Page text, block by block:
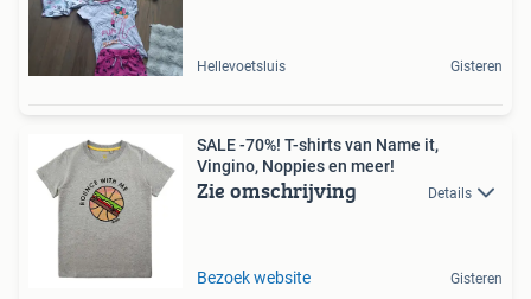
Hellevoetsluis Gisteren
SALE -70%! T-shirts van Name it,
Vingino, Noppies en meer!
Zie omschrijving Details
Bezoek website Gisteren